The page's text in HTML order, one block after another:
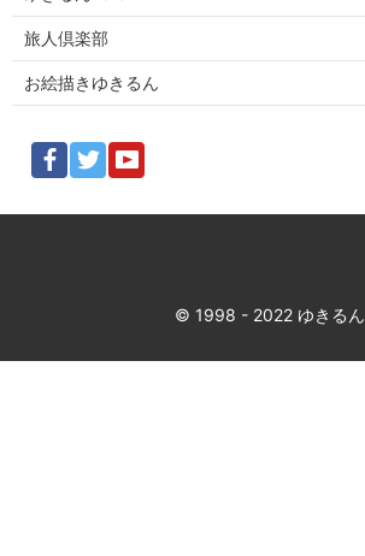
旅人倶楽部
お絵描きゆきるん
© 1998 - 2022 ゆきるん